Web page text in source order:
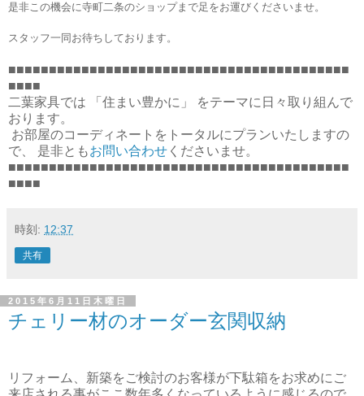
是非この機会に寺町二条のショップまで足をお運びくださいませ。
スタッフ一同お待ちしております。
■■■■■■■■■■■■■■■■■■■■■■■■■■■■■■■■■■■■■■■■■■
■■■■
二葉家具では 「住まい豊かに」 をテーマに日々取り組んで
おります。
お部屋のコーディネートをトータルにプランいたしますの
で、 是非ともお問い合わせ くださいませ。
■■■■■■■■■■■■■■■■■■■■■■■■■■■■■■■■■■■■■■■■■■
■■■■
時刻: 12:37
共有
2015年6月11日木曜日
チェリー材のオーダー玄関収納
リフォーム、新築をご検討のお客様が下駄箱をお求めにご